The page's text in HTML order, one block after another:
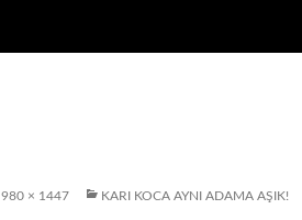
980 × 1447 KARI KOCA AYNI ADAMA AŞIK!